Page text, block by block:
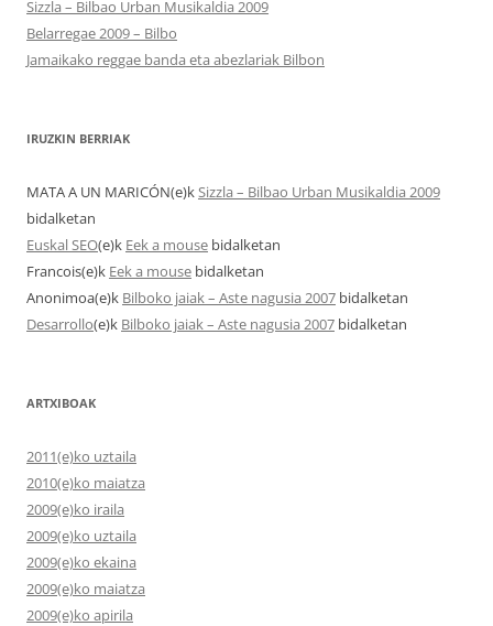
Sizzla – Bilbao Urban Musikaldia 2009
Belarregae 2009 – Bilbo
Jamaikako reggae banda eta abezlariak Bilbon
IRUZKIN BERRIAK
MATA A UN MARICÓN(e)kSizzla – Bilbao Urban Musikaldia 2009
bidalketan
Euskal SEO(e)k Eek a mouse bidalketan
Francois(e)k Eek a mouse bidalketan
Anonimoa(e)k Bilboko jaiak – Aste nagusia 2007 bidalketan
Desarrollo(e)k Bilboko jaiak – Aste nagusia 2007 bidalketan
ARTXIBOAK
2011(e)ko uztaila
2010(e)ko maiatza
2009(e)ko iraila
2009(e)ko uztaila
2009(e)ko ekaina
2009(e)ko maiatza
2009(e)ko apirila